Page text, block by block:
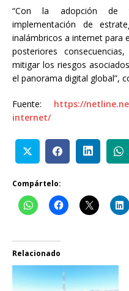
“Con la adopción de
implementación de
inalámbricos a internet para
posteriores
mitigar los riesgos
el panorama digital global”,
Fuente: https://
internet/
Compártelo:
Relacionado